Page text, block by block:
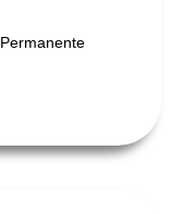
Permanente